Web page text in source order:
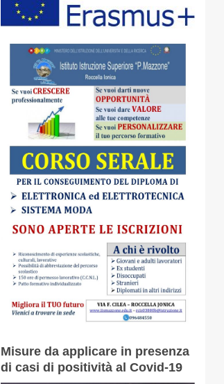
Misure da applicare in presenza
di casi di positività al Covid-19